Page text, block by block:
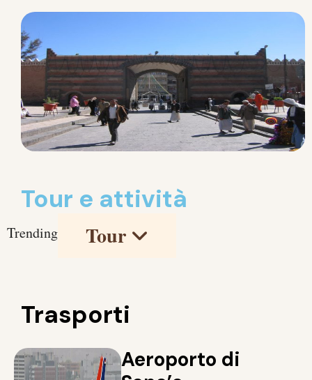
Tour e attività
Trending Tour
Trasporti
Aeroporto di